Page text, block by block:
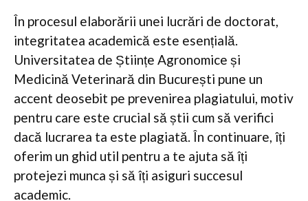
În procesul elaborării unei lucrări de doctorat,
integritatea academică este esențială.
Universitatea de Științe Agronomice și
Medicină Veterinară din București pune un
accent deosebit pe prevenirea plagiatului, motiv
pentru care este crucial să știi cum să verifici
dacă lucrarea ta este plagiată. În continuare, îți
oferim un ghid util pentru a te ajuta să îți
protejezi munca și să îți asiguri succesul
academic.